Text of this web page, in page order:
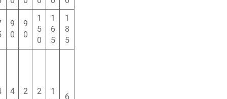
9
0
9
0
1
5
0
1
6
5
1
8
5
4
2
2
1
6